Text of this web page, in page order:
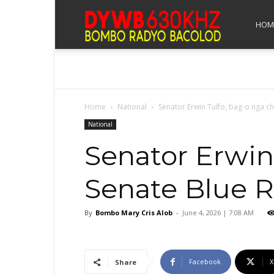
Home National Senator Erwin Tulfo, bag-o nga
National
Senator
Senate Blue
By Bombo Mary Cris Alob - June 4, 2026 | 7:08 AM
Share Facebook X